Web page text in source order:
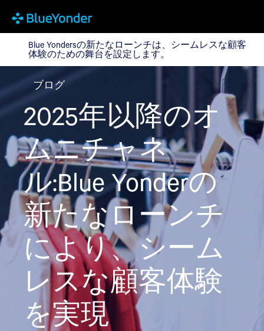
Blue Yondersの新たなローンチは、シームレスな顧客
Blue Yondersの新たなローンチは、シームレスな顧客
体験のための舞台を設定します。
ブログ
2025年以降のオ
ムニチャネ
ル:Blue Yonderの
新たなローンチ
により、シーム
レスな顧客体験
を実現